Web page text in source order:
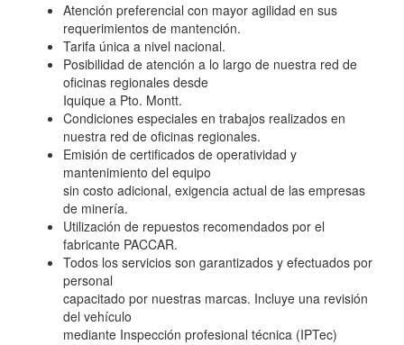
Atención preferencial con mayor agilidad en sus
requerimientos de mantención.
Tarifa única a nivel nacional.
Posibilidad de atención a lo largo de nuestra red de
oficinas regionales desde
Iquique a Pto. Montt.
Condiciones especiales en trabajos realizados en
nuestra red de oficinas regionales.
Emisión de certificados de operatividad y
mantenimiento del equipo
sin costo adicional, exigencia actual de las empresas
de minería.
Utilización de repuestos recomendados por el
fabricante PACCAR.
Todos los servicios son garantizados y efectuados por
personal
capacitado por nuestras marcas. Incluye una revisión
del vehículo
mediante Inspección profesional técnica (IPTec)